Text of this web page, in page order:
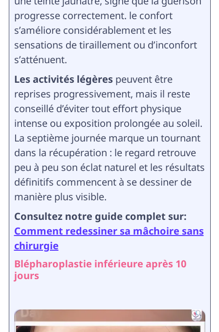
progresse correctement. le confort
s’améliore considérablement et les
sensations de tiraillement ou d’inconfort
s’atténuent.
Les activités légèrespeuvent être
reprises progressivement, mais il reste
conseillé d’éviter tout effort physique
intense ou exposition prolongée au soleil.
La septième journée marque un tournant
dans la récupération : le regard retrouve
peu à peu son éclat naturel et les résultats
définitifs commencent à se dessiner de
manière plus visible.
Consultez notre guide complet sur:
Comment redessiner sa mâchoire sans
chirurgie
Blépharoplastie inférieure après 10
jours